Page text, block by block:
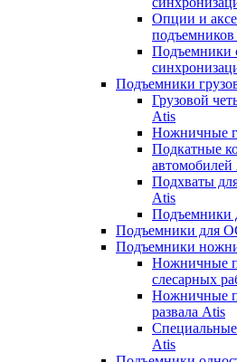
Опции и
Подъемники
Подъемники
Грузовой
Atis
Ножничные
Подкатные
автомобилей
Подхваты
Atis
Подъемники
Подъемники для
Подъемники
Ножничные
слесарных
Ножничные
развала Atis
Atis